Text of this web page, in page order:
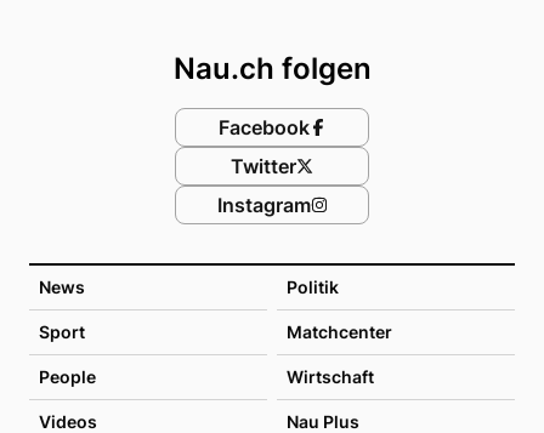
News Politik
Sport Matchcenter
People Wirtschaft
Videos Nau Plus
Nau.ch folgen
Facebook
Twitter
Instagram